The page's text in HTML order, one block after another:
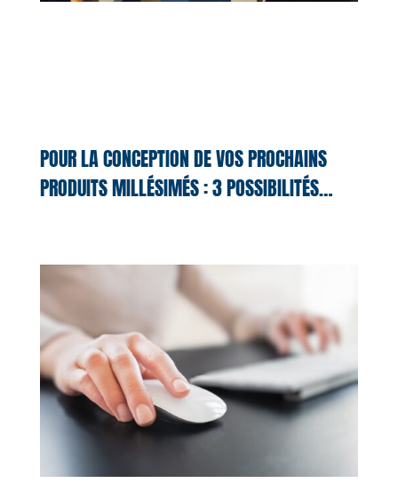
POUR LA CONCEPTION DE VOS PROCHAINS
PRODUITS MILLÉSIMÉS : 3 POSSIBILITÉS…